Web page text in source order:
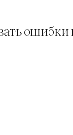
ошибки